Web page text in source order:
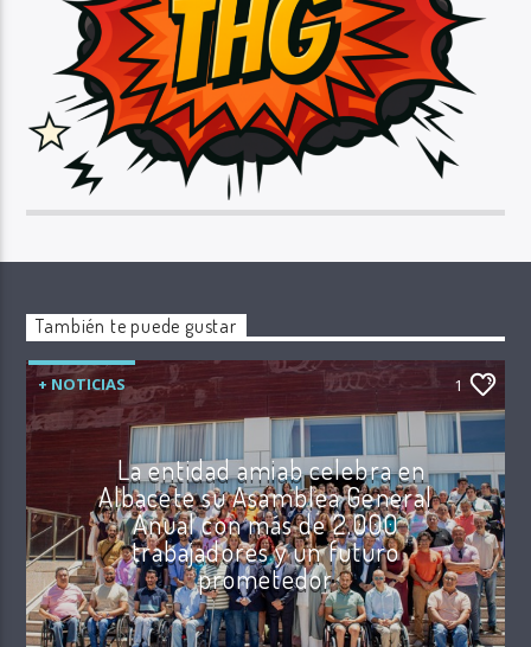
También te puede gustar
+ NOTICIAS 1
La entidad amiab celebra en
Albacete su Asamblea General
Anual con más de 2.000
trabajadores y un futuro
prometedor